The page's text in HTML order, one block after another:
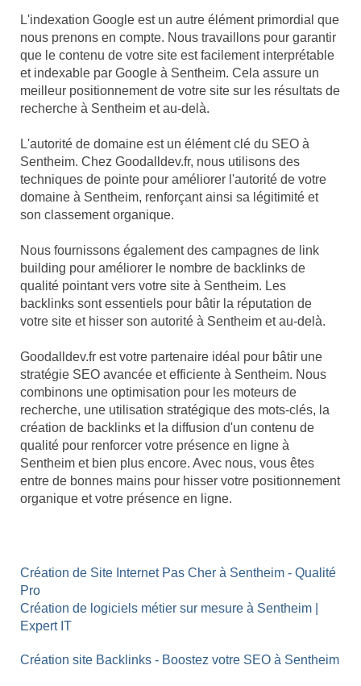
L'indexation Google est un autre élément primordial que
nous prenons en compte. Nous travaillons pour garantir
que le contenu de votre site est facilement interprétable
et indexable par Google à Sentheim. Cela assure un
meilleur positionnement de votre site sur les résultats de
recherche à Sentheim et au-delà.
L'autorité de domaine est un élément clé du SEO à
Sentheim. Chez Goodalldev.fr, nous utilisons des
techniques de pointe pour améliorer l'autorité de votre
domaine à Sentheim, renforçant ainsi sa légitimité et
son classement organique.
Nous fournissons également des campagnes de link
building pour améliorer le nombre de backlinks de
qualité pointant vers votre site à Sentheim. Les
backlinks sont essentiels pour bâtir la réputation de
votre site et hisser son autorité à Sentheim et au-delà.
Goodalldev.fr est votre partenaire idéal pour bâtir une
stratégie SEO avancée et efficiente à Sentheim. Nous
combinons une optimisation pour les moteurs de
recherche, une utilisation stratégique des mots-clés, la
création de backlinks et la diffusion d'un contenu de
qualité pour renforcer votre présence en ligne à
Sentheim et bien plus encore. Avec nous, vous êtes
entre de bonnes mains pour hisser votre positionnement
organique et votre présence en ligne.
Création de Site Internet Pas Cher à Sentheim - Qualité
Pro
Création de logiciels métier sur mesure à Sentheim |
Expert IT
Création site Backlinks - Boostez votre SEO à Sentheim